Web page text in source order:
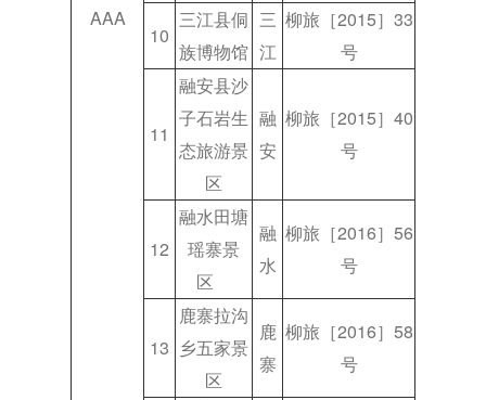
AAA
10
三江县侗
族博物馆
三
江
柳旅［2015］33
号
11
融安县沙
子石岩生
态旅游景
区
融
安
柳旅［2015］40
号
12
融水田塘
瑶寨景
区
融
水
柳旅［2016］56
号
13
鹿寨拉沟
乡五家景
区
鹿
寨
柳旅［2016］58
号